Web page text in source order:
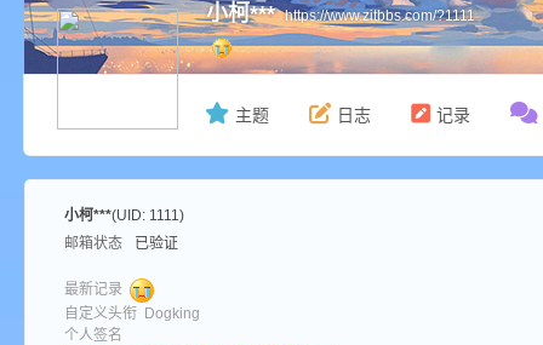
ne
小柯*** https://www.zitbbs.com/?1111
主题 日志 记录
小柯***(UID: 1111)
邮箱状态
已验证
最新记录
自定义头衔 Dogking
个人签名